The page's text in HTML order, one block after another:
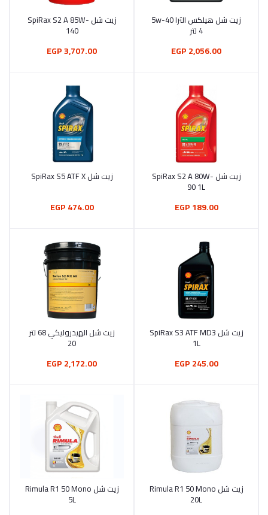
أضف إلى السلة زيت شل هيلكس الترا 5w-40
4 لتر
2,056.00 EGP
أضف إلى السلة
زيت شل SpiRax S2 A 85W-
140
3,707.00 EGP
أضف إلى السلة
زيت شل SpiRax S2 A 80W-
90 1L
189.00 EGP
أضف إلى السلةزيت شل SpiRax S5 ATF X
474.00 EGP
أضف إلى السلة
زيت شل SpiRax S3 ATF MD3
1L
245.00 EGP
أضف إلى السلة زيت شل الهيدروليكي 68 لتر
20
2,172.00 EGP
أضف إلى السلة
زيت شل Rimula R1 50 Mono
20L
أضف إلى السلة
زيت شل Rimula R1 50 Mono
5L